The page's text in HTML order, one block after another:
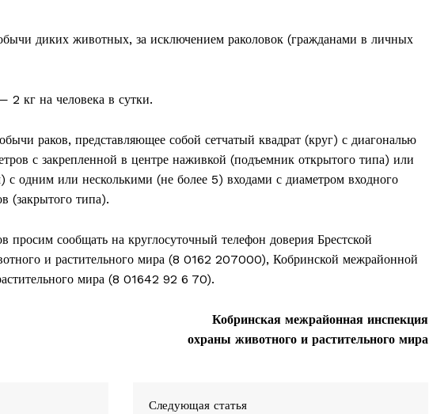
Газета
Веснік"
Редакция "ДВ"
Контакты
Правила использования материалов
диких животных, за исключением раколовок (гражданами в личных
2 кг на человека в сутки.
раков, представляющее собой сетчатый квадрат (круг) с диагональю
с закрепленной в центре наживкой (подъемник открытого типа) или
одним или несколькими (не более 5) входами с диаметром входного
(закрытого типа).
просим сообщать на круглосуточный телефон доверия Брестской
и растительного мира (8 0162 207000), Кобринской межрайонной
мира (8 01642 92 6 70).
Кобринская межрайонная инспекция
охраны животного и растительного мира
Следующая статья